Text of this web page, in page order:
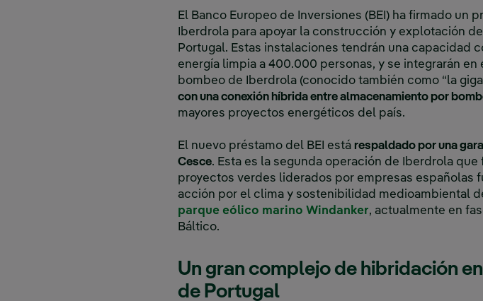
El Banco Europeo de Inversiones (BEI) ha firmado un
Iberdrola para apoyar la construcción y explotación
Portugal. Estas instalaciones tendrán una capacidad
energía limpia a 400.000 personas, y se integrarán
bombeo de Iberdrola (conocido también como “la
con una conexión híbrida entre almacenamiento por
mayores proyectos energéticos del país.
El nuevo préstamo del BEI está respaldado por una
Cesce. Esta es la segunda operación de Iberdrola
proyectos verdes liderados por empresas españolas
acción por el clima y sostenibilidad medioambiental
parque eólico marino WindankerEnlace externo, se
, actualmente en
Báltico.
Un gran complejo de hibridación
de Portugal